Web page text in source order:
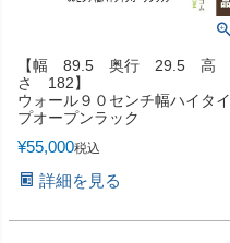
【幅 89.5 奥行 29.5 高
さ 182】
ウォール９０センチ幅ハイタイ
プオープンラック
¥55,000税込
詳細を見る